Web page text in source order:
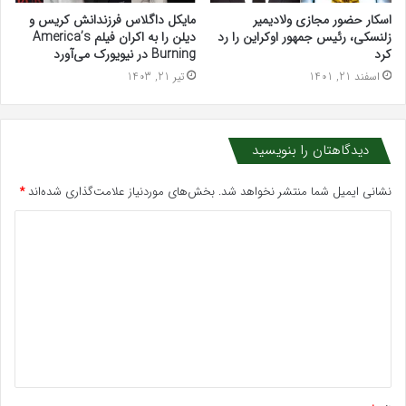
اسکار حضور مجازی ولادیمیر
زلنسکی، رئیس جمهور اوکراین را رد
کرد
اسفند 21, 1401
مایکل داگلاس فرزندانش کریس و
دیلن را به اکران فیلم America’s
Burning در نیویورک می‌آورد
تیر 21, 1403
دیدگاهتان را بنویسید
نشانی ایمیل شما منتشر نخواهد شد. بخش‌های موردنیاز علامت‌گذاری شده‌اند*
*